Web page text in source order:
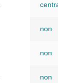
non
non
non